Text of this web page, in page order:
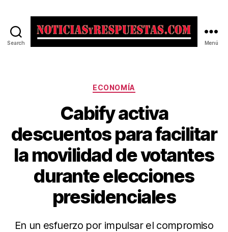
Search Menú
Categorías
ECONOMÍA
Cabify activa
descuentos para facilitar
la movilidad de votantes
durante elecciones
presidenciales
En un esfuerzo por impulsar el compromiso